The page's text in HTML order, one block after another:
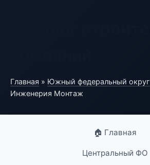
Главная » Южный федеральный округ
Инженерия Монтаж
🏠 Главная
Центральный ФО